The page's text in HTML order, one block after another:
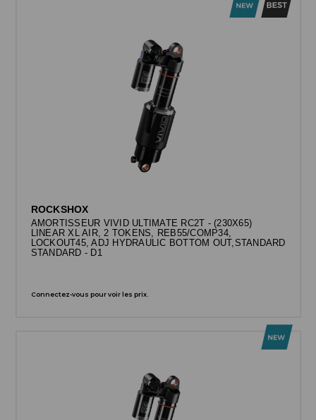
ROCKSHOX
AMORTISSEUR VIVID ULTIMATE RC2T - (230X65)
LINEAR XL AIR, 2 TOKENS, REB55/COMP34,
LOCKOUT45, ADJ HYDRAULIC BOTTOM OUT,STANDARD
STANDARD - D1
Connectez-vous pour voir les prix.